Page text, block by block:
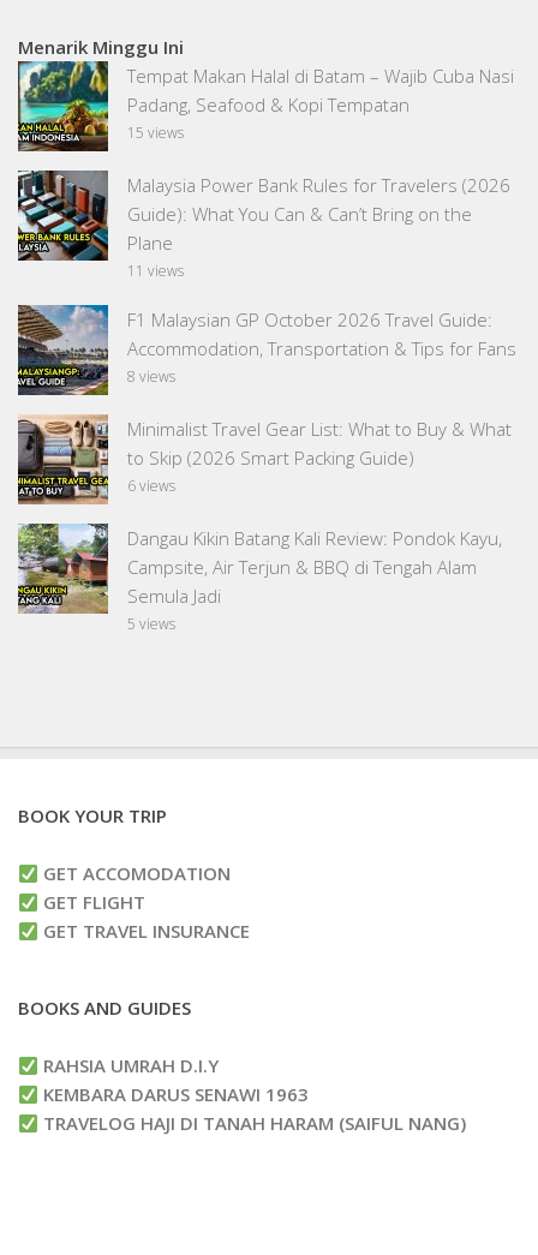
Menarik Minggu Ini
Tempat Makan Halal di Batam – Wajib Cuba Nasi
Padang, Seafood & Kopi Tempatan
15 views
Malaysia Power Bank Rules for Travelers (2026
Guide): What You Can & Can’t Bring on the
Plane
11 views
F1 Malaysian GP October 2026 Travel Guide:
Accommodation, Transportation & Tips for Fans
8 views
Minimalist Travel Gear List: What to Buy & What
to Skip (2026 Smart Packing Guide)
6 views
Dangau Kikin Batang Kali Review: Pondok Kayu,
Campsite, Air Terjun & BBQ di Tengah Alam
Semula Jadi
5 views
BOOK YOUR TRIP
GET ACCOMODATION
GET FLIGHT
GET TRAVEL INSURANCE
BOOKS AND GUIDES
RAHSIA UMRAH D.I.Y
KEMBARA DARUS SENAWI 1963
TRAVELOG HAJI DI TANAH HARAM (SAIFUL NANG)